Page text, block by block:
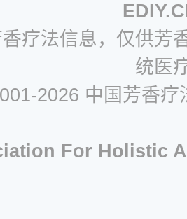
疗法信息，仅供芳
统医
2026 中国芳香
For Holistic